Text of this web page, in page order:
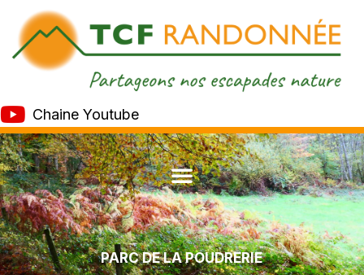
Chaine Youtube
PARC DE LA POUDRERIE